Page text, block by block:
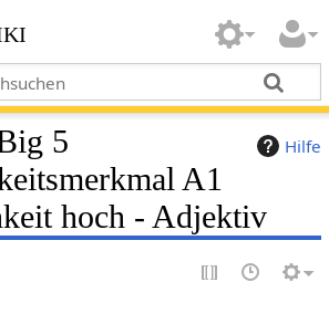
Hilfe
5
A1
hoch - Adjektiv